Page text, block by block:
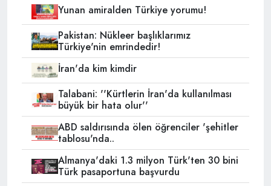
Yunan amiralden Türkiye yorumu!
Pakistan: Nükleer başlıklarımız
Türkiye'nin emrindedir!
İran'da kim kimdir
Talabani: ''Kürtlerin İran'da kullanılması
büyük bir hata olur''
ABD saldırısında ölen öğrenciler 'şehitler
tablosu'nda..
Almanya'daki 1.3 milyon Türk'ten 30 bini
Türk pasaportuna başvurdu